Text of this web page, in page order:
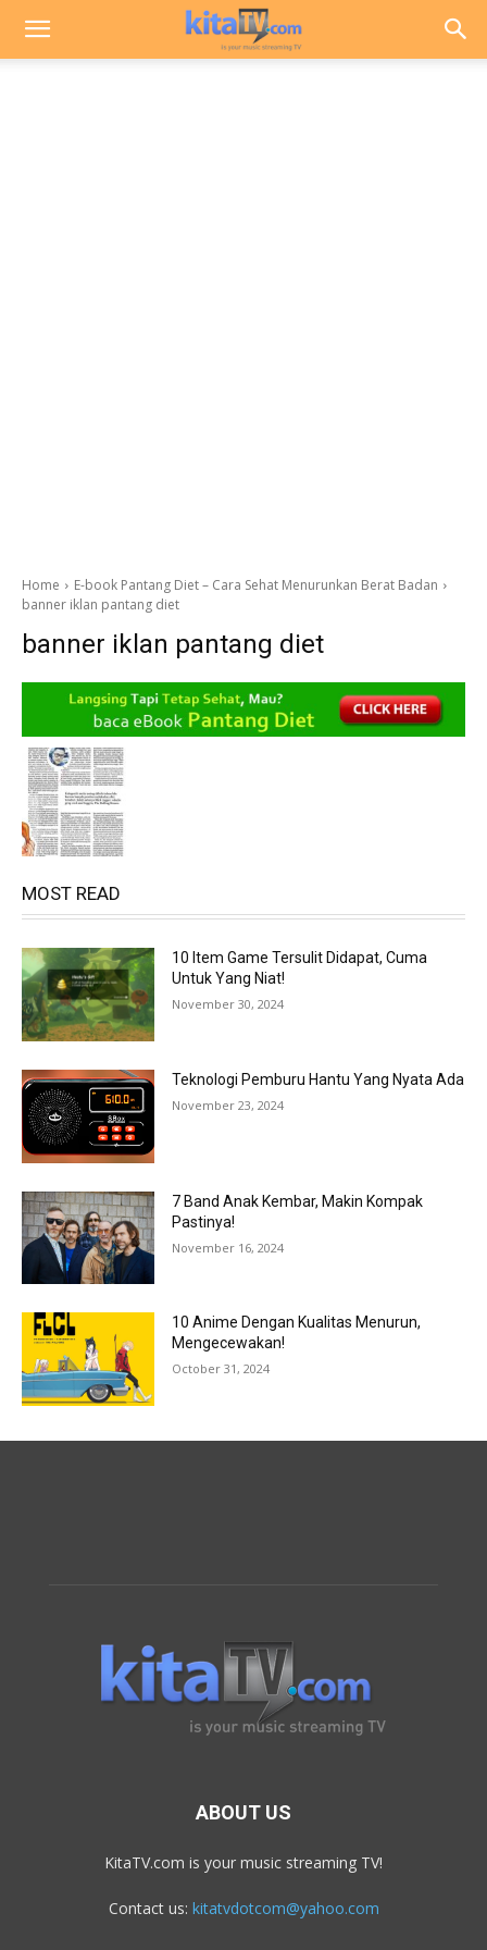
Home
E-book Pantang Diet – Cara Sehat Menurunkan Berat Badan
banner iklan pantang diet
banner iklan pantang diet
MOST READ
10 Item Game Tersulit Didapat, Cuma
Untuk Yang Niat!
November 30, 2024
Teknologi Pemburu Hantu Yang Nyata Ada
November 23, 2024
7 Band Anak Kembar, Makin Kompak
Pastinya!
November 16, 2024
10 Anime Dengan Kualitas Menurun,
Mengecewakan!
October 31, 2024
ABOUT US
KitaTV.com is your music streaming TV!
Contact us: kitatvdotcom@yahoo.com